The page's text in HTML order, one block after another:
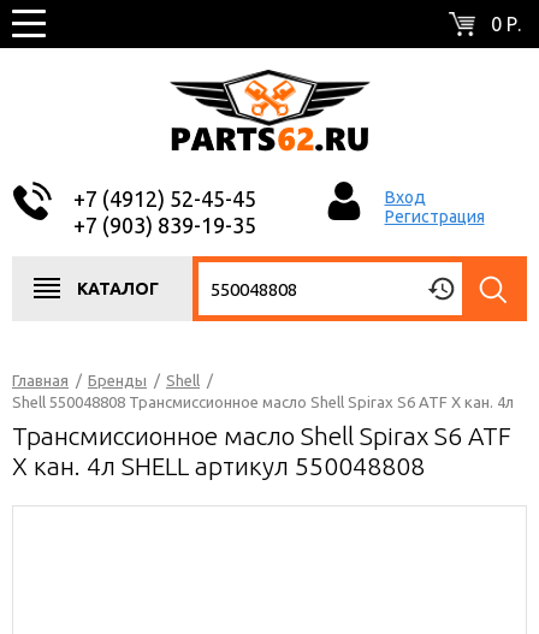
0 Р.
+7 (4912) 52-45-45
+7 (903) 839-19-35
Вход
Регистрация
КАТАЛОГ
Главная / Бренды / Shell /
Shell 550048808 Трансмиссионное масло Shell Spirax S6 ATF X кан. 4л
Трансмиссионное масло Shell Spirax S6 ATF
X кан. 4л SHELL артикул 550048808